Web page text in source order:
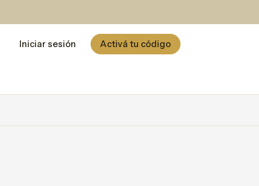
Iniciar sesión Activá tu código